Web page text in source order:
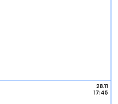
28.11
17:45